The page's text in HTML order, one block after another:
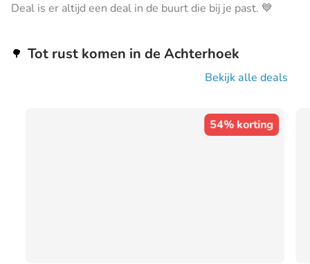
Deal is er altijd een deal in de buurt die bij je past. 💙
🌳 Tot rust komen in de Achterhoek
Bekijk alle deals
54% korting